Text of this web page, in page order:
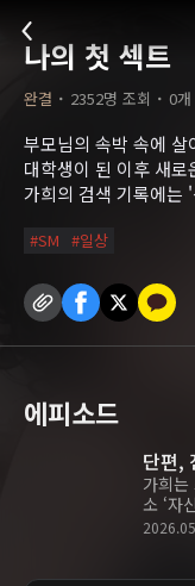
나의 첫 섹트
완결 ˙ 2352명 조회 ˙ 0개
부모님의 속박 속에 살
대학생이 된 이후 새
가희의 검색 기록에는
#SM #일상
에피소드
단편,
가희는
소 ‘자